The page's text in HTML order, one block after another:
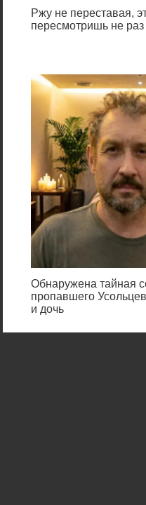
Ржу не переставая,
пересмотришь не раз
Обнаружена тайная
пропавшего
и дочь